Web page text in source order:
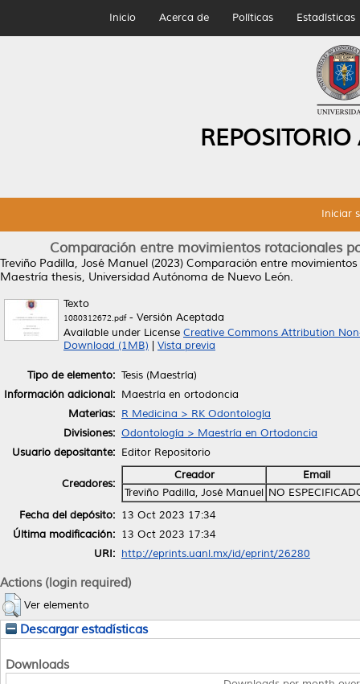
Inicio Acerca de Políticas Estadísticas
Iniciar
Comparación entre movimientos rotacionales
Treviño Padilla, José Manuel (2023) Comparación entre
Maestría thesis, Universidad Autónoma de Nuevo León.
Texto
1080312672.pdf- Versión Aceptada
Available under License Creative Commons Attribution
Download (1MB)
Vista previa
Tipo de elemento: Tesis (Maestría)
Información adicional: Maestría en ortodoncia
Materias: R Medicina > RK Odontología
Divisiones: Odontología > Maestría en Ortodoncia
Usuario depositante: Editor Repositorio
Creadores:
Creador
Email
Treviño Padilla, José Manuel NO
Fecha del depósito: 13 Oct 2023 17:34
Última modificación: 13 Oct 2023 17:34
URI: http://eprints.uanl.mx/id/eprint/26280
Actions (login required)
Ver elemento
Descargar estadísticas
Downloads